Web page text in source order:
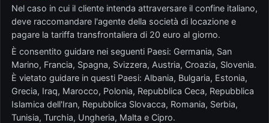
Nel caso in cui il cliente intenda attraversare il confine italiano,
deve raccomandare l'agente della società di locazione e
pagare la tariffa transfrontaliera di 20 euro al giorno.
È consentito guidare nei seguenti Paesi: Germania, San
Marino, Francia, Spagna, Svizzera, Austria, Croazia, Slovenia.
È vietato guidare in questi Paesi: Albania, Bulgaria, Estonia,
Grecia, Iraq, Marocco, Polonia, Repubblica Ceca, Repubblica
Islamica dell'Iran, Repubblica Slovacca, Romania, Serbia,
Tunisia, Turchia, Ungheria, Malta e Cipro.